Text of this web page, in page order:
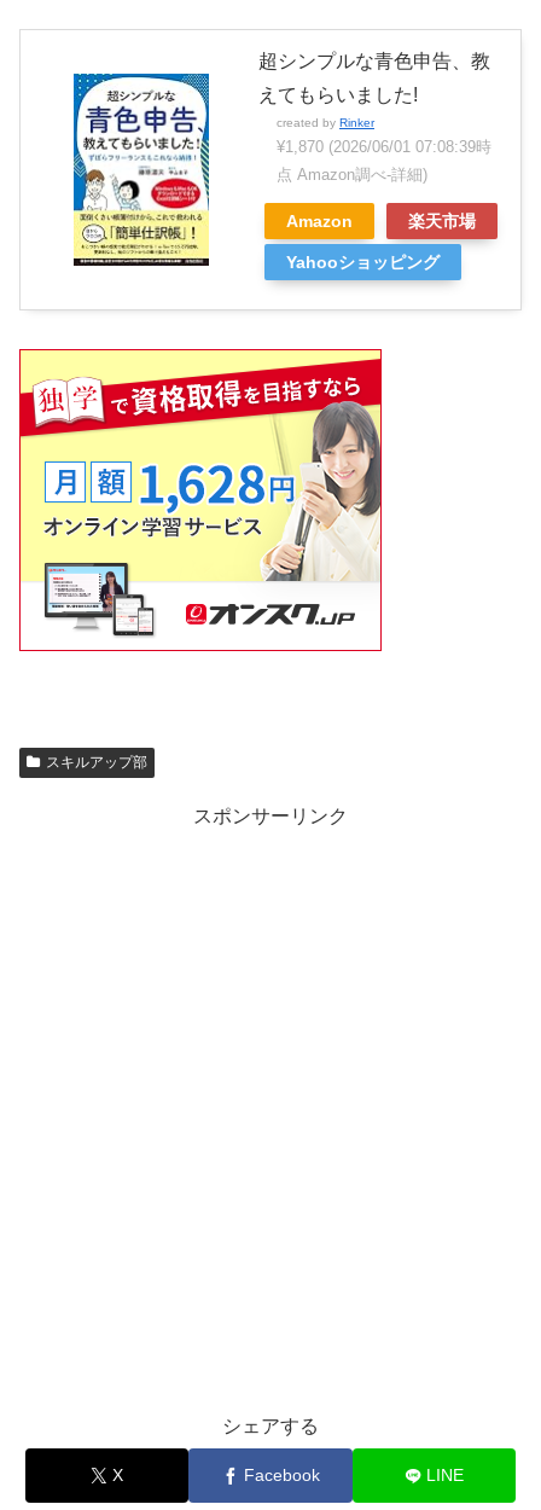
超シンプルな青色申告、教
えてもらいました!
created by Rinker
¥1,870 (2026/06/01 07:08:39時
点 Amazon調べ-詳細)
Amazon 楽天市場
Yahooショッピング
スキルアップ部
スポンサーリンク
シェアする
X Facebook LINE